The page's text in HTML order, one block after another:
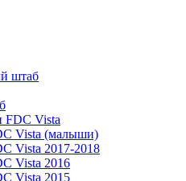
штаб
FDC Vista
Vista (малыши)
Vista 2017-2018
Vista 2016
Vista 2015